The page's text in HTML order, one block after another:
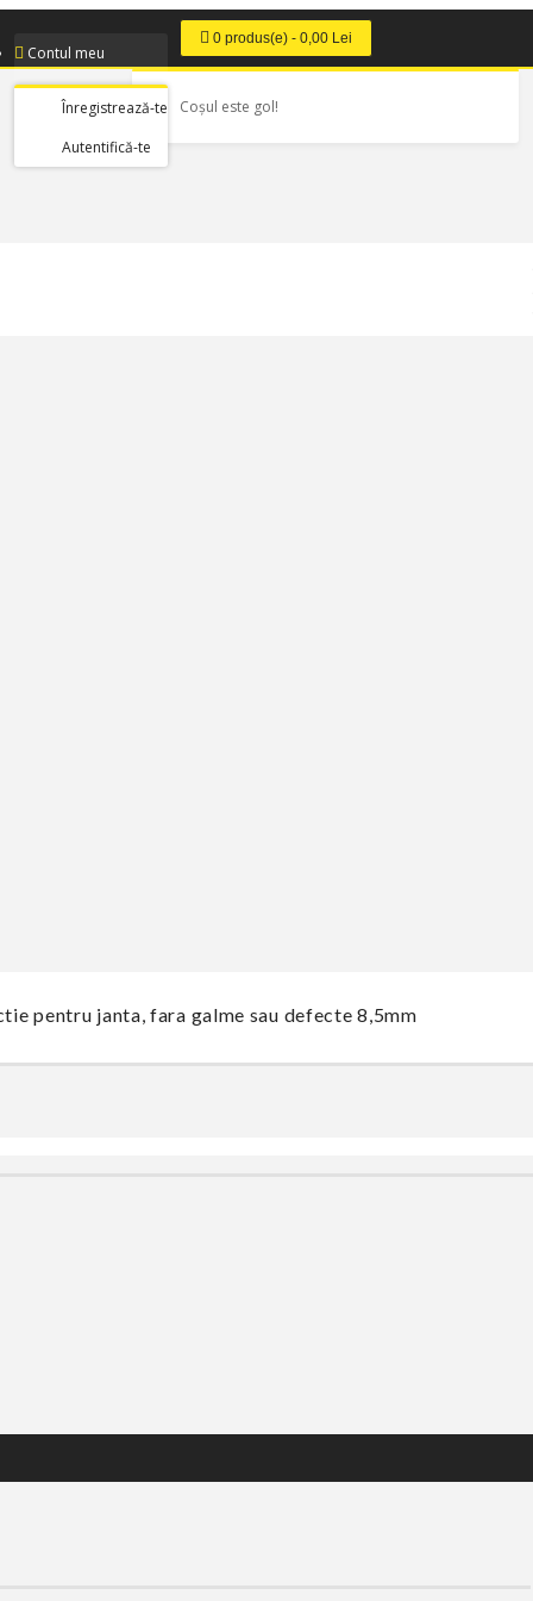
0 produs(e) - 0,00 Lei
Coșul este gol!
Contul meu
Înregistrează-te
Autentifică-te
pentru janta, fara galme sau defecte 8,5mm